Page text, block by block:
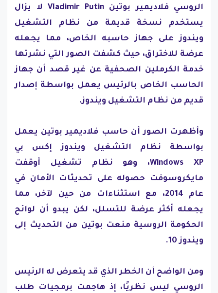
الروسي فلاديمير بوتين Vladimir Putin لا يزال
يستخدم نسخة قديمة من نظام التشغيل
ويندوز على جهاز حاسبه الخاص، مما يجعله
عرضة للاختراق، حيث كشفت الصور التي نشرتها
خدمة الكرملين الصحفية عن غير قصد أن جهاز
الحاسب الخاص بالرئيس يعمل بواسطة إصدار
قديم من نظام التشغيل ويندوز.
وأظهرت الصور أن حاسب فلاديمير بوتين يعمل
بواسطة نظام التشغيل ويندوز إكس بي
Windows XP، وهو نظام تشغيل أوقفت
مايكروسوفت حصوله على تحديثات الأمان في
عام 2014، مع استثناءات من حين لآخر، مما
يجعله أكثر عرضة للتسلل، لكن يبدو أن لوائح
الحكومة الروسية منعت بوتين من التحديث إلى
ويندوز 10.
ومن الواضح أن الخطر الذي قد يتعرض له الرئيس
الروسي ليس نظريًا، إذ هاجمت برمجيات طلب